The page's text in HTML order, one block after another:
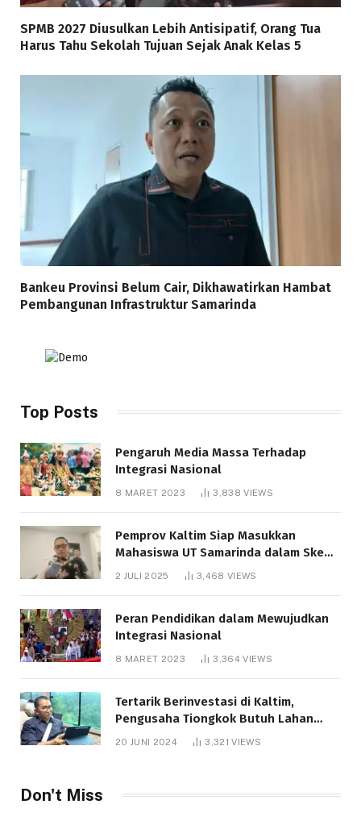
SPMB 2027 Diusulkan Lebih Antisipatif, Orang Tua
Harus Tahu Sekolah Tujuan Sejak Anak Kelas 5
Bankeu Provinsi Belum Cair, Dikhawatirkan Hambat
Pembangunan Infrastruktur Samarinda
Top Posts
Pengaruh Media Massa Terhadap
Integrasi Nasional
8 MARET 2023 3,838VIEWS
Pemprov Kaltim Siap Masukkan
Mahasiswa UT Samarinda dalam Skema
Bantuan Pendidikan Gratispol
2 JULI 2025 3,468 VIEWS
Peran Pendidikan dalam Mewujudkan
Integrasi Nasional
8 MARET 2023 3,364VIEWS
Tertarik Berinvestasi di Kaltim,
Pengusaha Tiongkok Butuh Lahan
1.000 Hektare
20 JUNI 2024 3,321VIEWS
Don't Miss